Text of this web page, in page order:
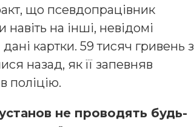
що псевдопрацівник
на інші, невідомі
картки. 59 тисяч гривень з
назад, як її запевняв
поліцію.
не проводять будь-